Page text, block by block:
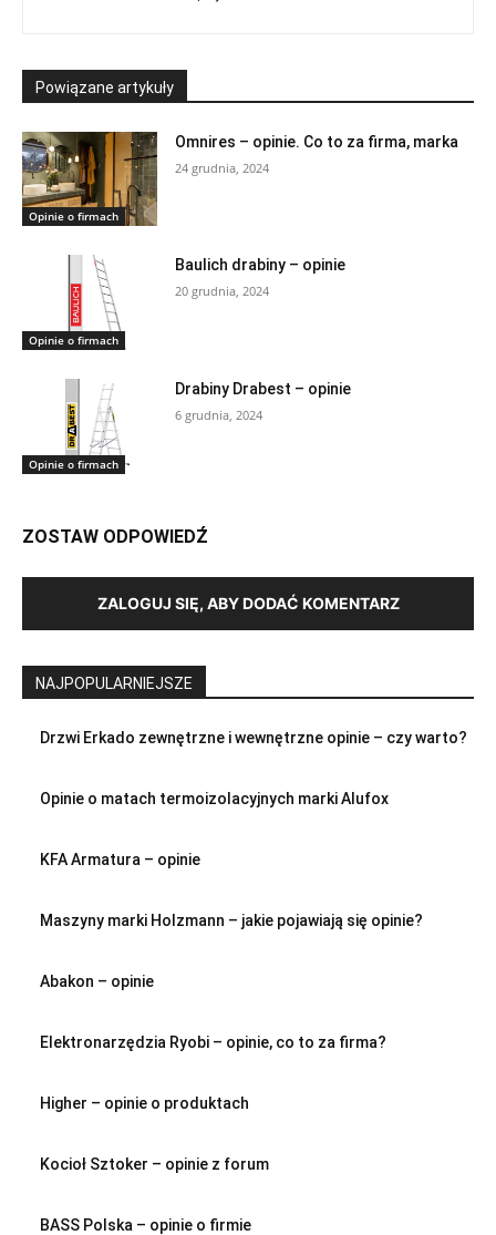
Powiązane artykuły
Opinie o firmach
Omnires – opinie. Co to za firma, marka
24 grudnia, 2024
Opinie o firmach
Baulich drabiny – opinie
20 grudnia, 2024
Opinie o firmach
Drabiny Drabest – opinie
6 grudnia, 2024
ZOSTAW ODPOWIEDŹ
ZALOGUJ SIĘ, ABY DODAĆ KOMENTARZ
NAJPOPULARNIEJSZE
Drzwi Erkado zewnętrzne i wewnętrzne opinie – czy warto?
Opinie o matach termoizolacyjnych marki Alufox
KFA Armatura – opinie
Maszyny marki Holzmann – jakie pojawiają się opinie?
Abakon – opinie
Elektronarzędzia Ryobi – opinie, co to za firma?
Higher – opinie o produktach
Kocioł Sztoker – opinie z forum
BASS Polska – opinie o firmie